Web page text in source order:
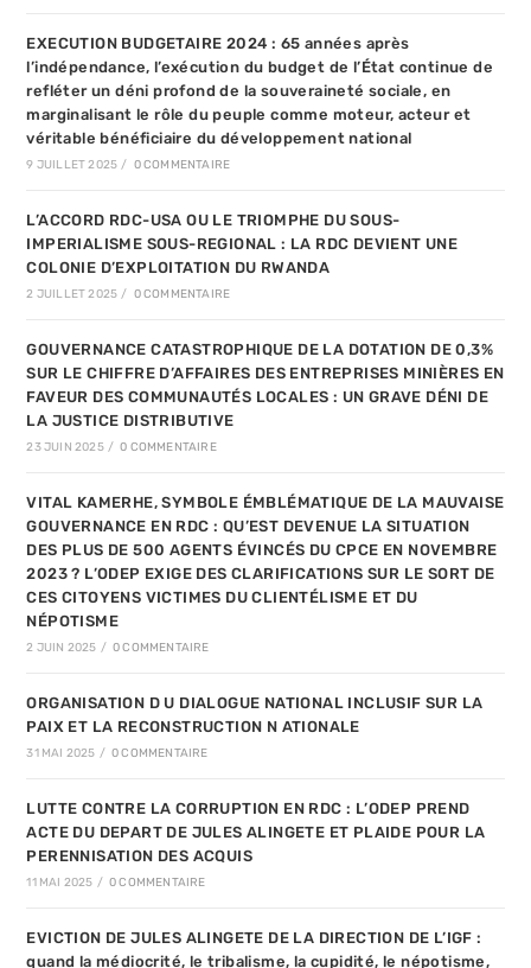
EXECUTION BUDGETAIRE 2024 : 65 années après
l’indépendance, l’exécution du budget de l’État continue de
refléter un déni profond de la souveraineté sociale, en
marginalisant le rôle du peuple comme moteur, acteur et
véritable bénéficiaire du développement national
9 JUILLET 2025 / 0 COMMENTAIRE
L’ACCORD RDC-USA OU LE TRIOMPHE DU SOUS-
IMPERIALISME SOUS-REGIONAL : LA RDC DEVIENT UNE
COLONIE D’EXPLOITATION DU RWANDA
2 JUILLET 2025 / 0 COMMENTAIRE
GOUVERNANCE CATASTROPHIQUE DE LA DOTATION DE 0,3%
SUR LE CHIFFRE D’AFFAIRES DES ENTREPRISES MINIÈRES EN
FAVEUR DES COMMUNAUTÉS LOCALES : UN GRAVE DÉNI DE
LA JUSTICE DISTRIBUTIVE
23 JUIN 2025 / 0 COMMENTAIRE
VITAL KAMERHE, SYMBOLE ÉMBLÉMATIQUE DE LA MAUVAISE
GOUVERNANCE EN RDC : QU’EST DEVENUE LA SITUATION
DES PLUS DE 500 AGENTS ÉVINCÉS DU CPCE EN NOVEMBRE
2023 ? L’ODEP EXIGE DES CLARIFICATIONS SUR LE SORT DE
CES CITOYENS VICTIMES DU CLIENTÉLISME ET DU
NÉPOTISME
2 JUIN 2025 / 0 COMMENTAIRE
ORGANISATION D U DIALOGUE NATIONAL INCLUSIF SUR LA
PAIX ET LA RECONSTRUCTION N ATIONALE
31 MAI 2025 / 0 COMMENTAIRE
LUTTE CONTRE LA CORRUPTION EN RDC : L’ODEP PREND
ACTE DU DEPART DE JULES ALINGETE ET PLAIDE POUR LA
PERENNISATION DES ACQUIS
11 MAI 2025 / 0 COMMENTAIRE
EVICTION DE JULES ALINGETE DE LA DIRECTION DE L’IGF :
quand la médiocrité, le tribalisme, la cupidité, le népotisme,